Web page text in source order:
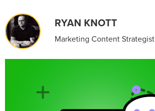
RYAN KNOTT
Marketing Content Strategist